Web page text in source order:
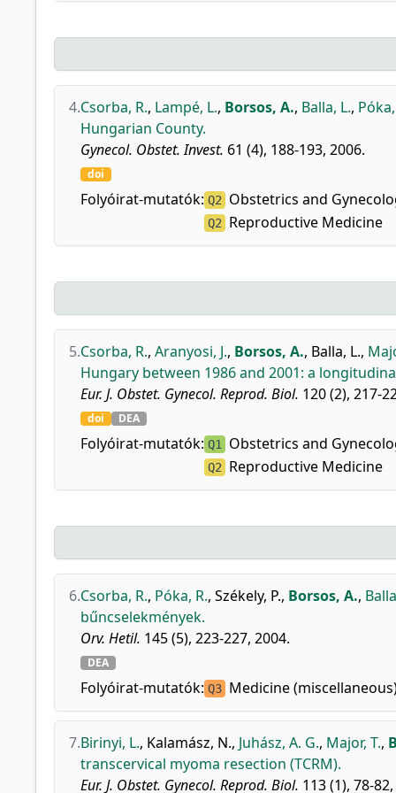
4.Csorba, R., Lampé, L., Borsos, A., Balla, L.,
Hungarian County.
Gynecol. Obstet. Invest. 61 (4), 188-193, 2006.
doi
Folyóirat-mutatók: Q2 Obstetrics and
Q2 Reproductive Medicine
5.Csorba, R., Aranyosi, J., Borsos, A., Balla, L.,
Hungary between 1986 and 2001: a
Eur. J. Obstet. Gynecol. Reprod. Biol. 120 (2), 217-
doi DEA
Folyóirat-mutatók: Q1 Obstetrics and
Q2 Reproductive Medicine
6.Csorba, R., Póka, R., Székely, P., Borsos, A.,
bűncselekmények.
Orv. Hetil. 145 (5), 223-227, 2004.
DEA
Folyóirat-mutatók: Q3 Medicine
7.Birinyi, L., Kalamász, N., Juhász, A. G., Major, T.,
transcervical myoma resection (TCRM).
Eur. J. Obstet. Gynecol. Reprod. Biol. 113 (1), 78-